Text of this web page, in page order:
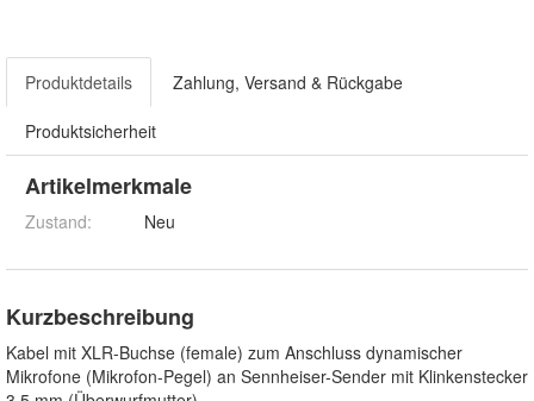
Produktdetails Zahlung, Versand & Rückgabe
Produktsicherheit
Artikelmerkmale
Zustand: Neu
Kurzbeschreibung
Kabel mit XLR-Buchse (female) zum Anschluss dynamischer
Mikrofone (Mikrofon-Pegel) an Sennheiser-Sender mit Klinkenstecker